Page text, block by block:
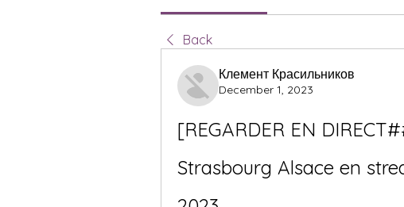
Back
Клемент Красильников
December 1, 2023
[REGARDER EN
Strasbourg Alsace en